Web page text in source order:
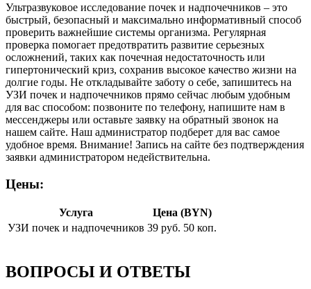
Ультразвуковое исследование почек и надпочечников – это
быстрый, безопасный и максимально информативный способ
проверить важнейшие системы организма. Регулярная
проверка помогает предотвратить развитие серьезных
осложнений, таких как почечная недостаточность или
гипертонический криз, сохранив высокое качество жизни на
долгие годы. Не откладывайте заботу о себе, запишитесь на
УЗИ почек и надпочечников прямо сейчас любым удобным
для вас способом: позвоните по телефону, напишите нам в
мессенджеры или оставьте заявку на обратный звонок на
нашем сайте. Наш администратор подберет для вас самое
удобное время. Внимание! Запись на сайте без подтверждения
заявки администратором недействительна.
Цены:
Услуга
Цена (BYN)
УЗИ почек и надпочечников 39 руб. 50 коп.
ВОПРОСЫ И ОТВЕТЫ